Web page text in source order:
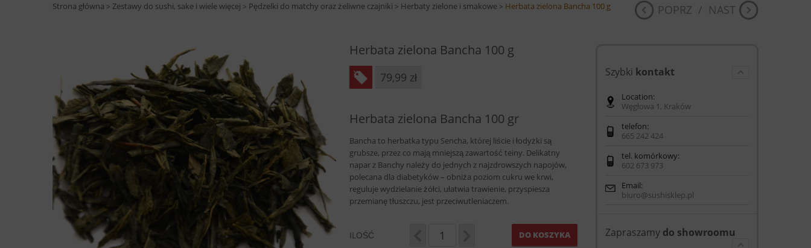
Strona główna > Zestawy do sushi, sake i wiele więcej > Pędzelki do matchy oraz żeliwne czajniki > Herbaty zielone i smakowe > Herbata zielona Bancha 100 g POPRZ / NAST
Herbata zielona Bancha 100 g
79,99 zł
Herbata zielona Bancha 100 gr
Bancha to herbatka typu Sencha, której liście i łodyżki są
grubsze, przez co mają mniejszą zawartość teiny. Delikatny
napar z Banchy należy do jednych z najzdrowszych napojów,
polecana dla diabetyków – obniża poziom cukru we krwi,
reguluje wydzielanie żółci, ułatwia trawienie, przyspiesza
przemianę tłuszczu, jest przeciwutleniaczem.
ILOŚĆ DO KOSZYKA
Szybki kontakt
Location:
Węgłowa 1, Kraków
telefon:
665 242 424
tel. komórkowy:
602 673 973
Email:
biuro@sushisklep.pl
Zapraszamy do showroomu